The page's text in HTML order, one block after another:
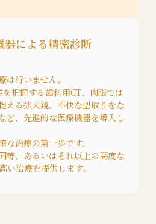
器による精密診断
は行いません。
把握する歯科用CT、肉眼では
える拡大鏡、不快な型取りをな
ど、先進的な医療機器を導入し
治療の第一歩です。
等、あるいはそれ以上の高度な
い治療を提供します。